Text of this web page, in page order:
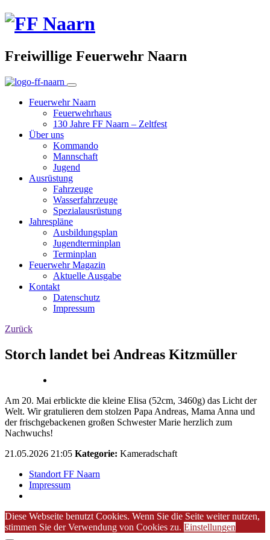
Freiwillige Feuerwehr Naarn
Feuerwehr Naarn
Feuerwehrhaus
130 Jahre FF Naarn – Zeltfest
Über uns
Kommando
Mannschaft
Jugend
Ausrüstung
Fahrzeuge
Wasserfahrzeuge
Spezialausrüstung
Jahrespläne
Ausbildungsplan
Jugendterminplan
Terminplan
Feuerwehr Magazin
Aktuelle Ausgabe
Kontakt
Datenschutz
Impressum
Zurück
Storch landet bei Andreas Kitzmüller
Am 20. Mai erblickte die kleine Elisa (52cm, 3460g) das Licht der
Welt. Wir gratulieren dem stolzen Papa Andreas, Mama Anna und
der frischgebackenen großen Schwester Marie herzlich zum
Nachwuchs!
21.05.2026 21:05 Kategorie: Kameradschaft
Standort FF Naarn
Impressum
Diese Webseite benutzt Cookies. Wenn Sie die Seite weiter nutzen,
stimmen Sie der Verwendung von Cookies zu. Einstellungen